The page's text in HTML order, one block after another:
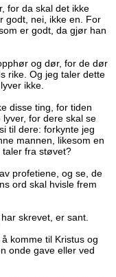
for da skal det ikke
godt, nei, ikke en. For
er godt, da gjør han
og dør, for de dør
rike. Og jeg taler dette
ikke.
disse ting, for tiden
for dere skal se
til dere: forkynte jeg
mannen, likesom en
fra støvet?
profetiene, og se, de
ord skal hvisle frem
skrevet, er sant.
komme til Kristus og
onde gave eller ved